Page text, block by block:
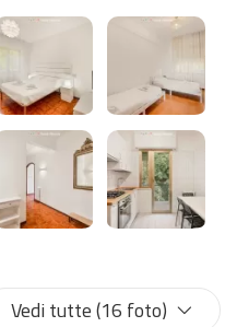
Vedi tutte (16 foto)